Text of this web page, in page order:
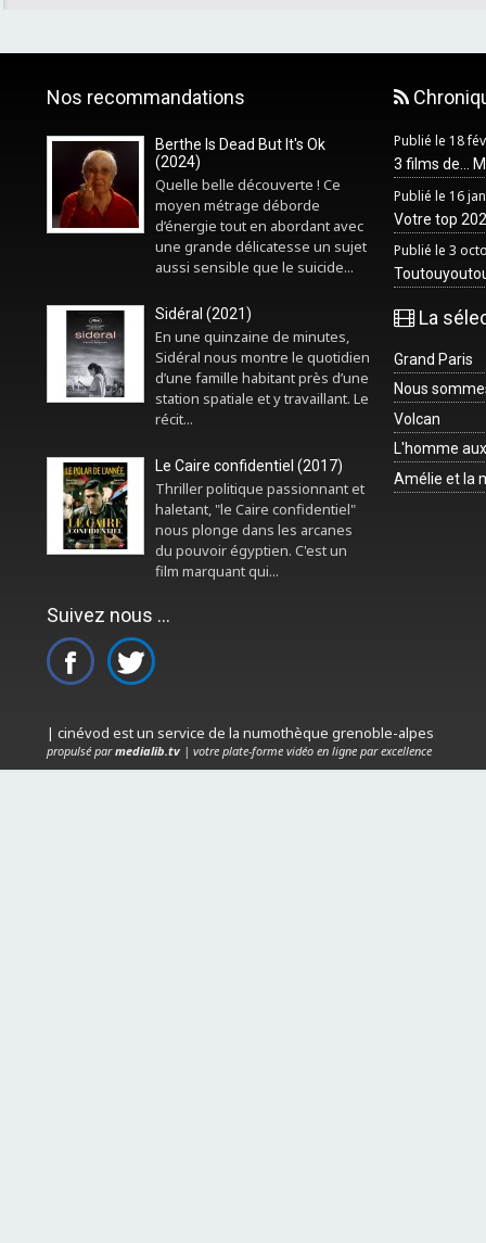
Nos recommandations
Berthe Is Dead But It's Ok
(2024)
Quelle belle découverte ! Ce
moyen métrage déborde
d’énergie tout en abordant avec
une grande délicatesse un sujet
aussi sensible que le suicide...
Sidéral (2021)
En une quinzaine de minutes,
Sidéral nous montre le quotidien
d’une famille habitant près d’une
station spatiale et y travaillant. Le
récit...
Le Caire confidentiel (2017)
Thriller politique passionnant et
haletant, "le Caire confidentiel"
nous plonge dans les arcanes
du pouvoir égyptien. C'est un
film marquant qui...
Suivez nous ...
Publié le 18
3 films de...
Publié le 16
Votre top
Publié le 3
La
Grand Paris
Nous
Volcan
L'homme
Amélie et la
| cinévod est un service de la numothèque grenoble-alpes
propulsé parmedialib.tv| votre plate-forme vidéo en ligne par excellence